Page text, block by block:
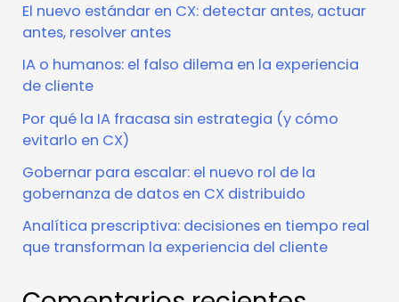
El nuevo estándar en CX: detectar antes, actuar
antes, resolver antes
IA o humanos: el falso dilema en la experiencia
de cliente
Por qué la IA fracasa sin estrategia (y cómo
evitarlo en CX)
Gobernar para escalar: el nuevo rol de la
gobernanza de datos en CX distribuido
Analítica prescriptiva: decisiones en tiempo real
que transforman la experiencia del cliente